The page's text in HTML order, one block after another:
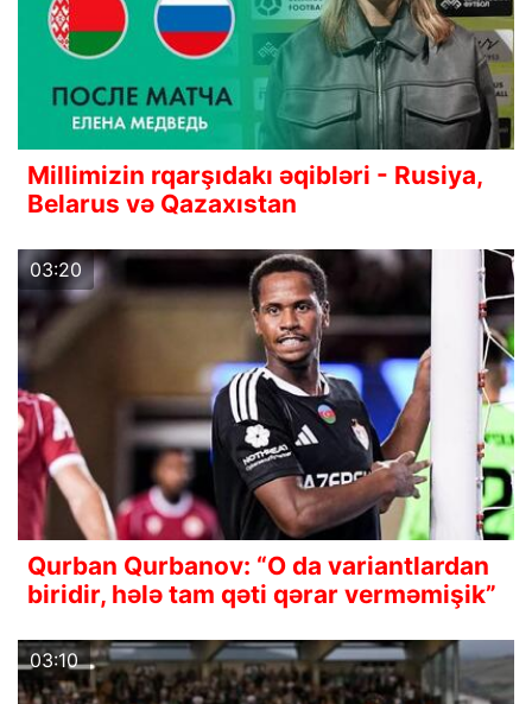
Millimizin rqarşıdakı əqibləri - Rusiya,
Belarus və Qazaxıstan
03:20
Qurban Qurbanov: “O da variantlardan
biridir, hələ tam qəti qərar verməmişik”
03:10